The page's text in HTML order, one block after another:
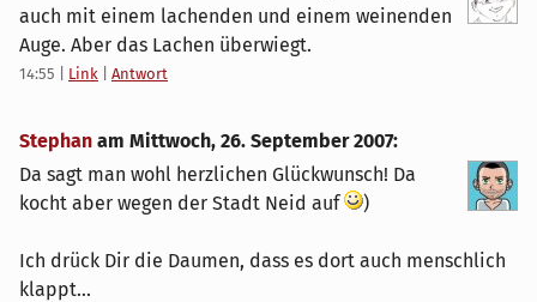
auch mit einem lachenden und einem weinenden
Auge. Aber das Lachen überwiegt.
14:55 Link Antwort
Stephan am Mittwoch, 26. September 2007:
Da sagt man wohl herzlichen Glückwunsch! Da
kocht aber wegen der Stadt Neid auf
)
Ich drück Dir die Daumen, dass es dort auch menschlich
klappt...